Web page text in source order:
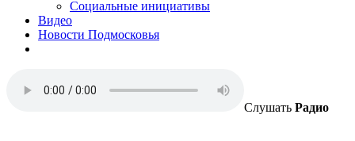
Социальные инициативы
Видео
Новости Подмосковья
Слушать Радио